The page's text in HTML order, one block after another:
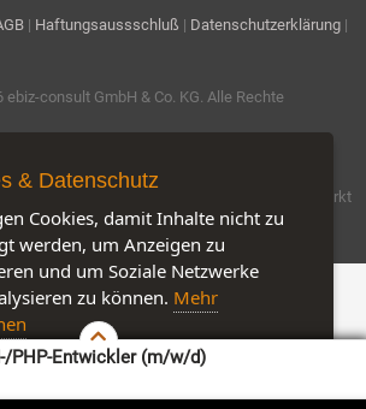
PHP-Entwickler (m/w/d)
| Haftungsaussschluß | Datenschutzerklärung |
ebiz-consult GmbH & Co. KG. Alle Rechte
Produktbezeichnungen, Namen und
der jeweiligen Firmen.
Software by IQ-Markt
& Datenschutz
Cookies, damit Inhalte nicht zu
werden, um Anzeigen zu
und um Soziale Netzwerke
zu können. Mehr
Akzeptieren Customise Cookies